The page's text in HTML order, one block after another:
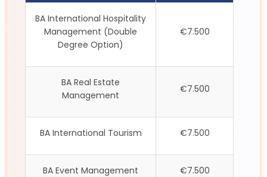
BA International Hospitality
Management (Double
Degree Option)
€7.500
BA Real Estate
Management
€7.500
BA International Tourism €7.500
BA Event Management €7.500